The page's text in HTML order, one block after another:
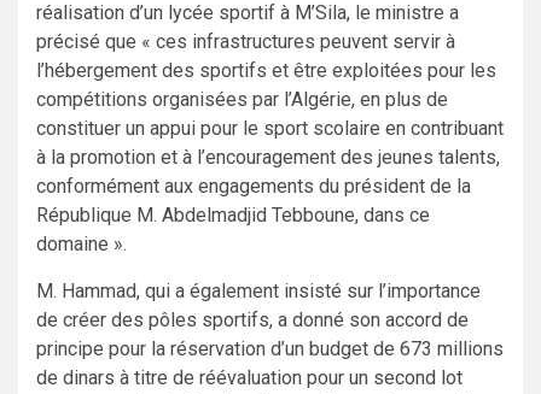
réalisation d’un lycée sportif à M’Sila, le ministre a
précisé que « ces infrastructures peuvent servir à
l’hébergement des sportifs et être exploitées pour les
compétitions organisées par l’Algérie, en plus de
constituer un appui pour le sport scolaire en contribuant
à la promotion et à l’encouragement des jeunes talents,
conformément aux engagements du président de la
République M. Abdelmadjid Tebboune, dans ce
domaine ».
M. Hammad, qui a également insisté sur l’importance
de créer des pôles sportifs, a donné son accord de
principe pour la réservation d’un budget de 673 millions
de dinars à titre de réévaluation pour un second lot